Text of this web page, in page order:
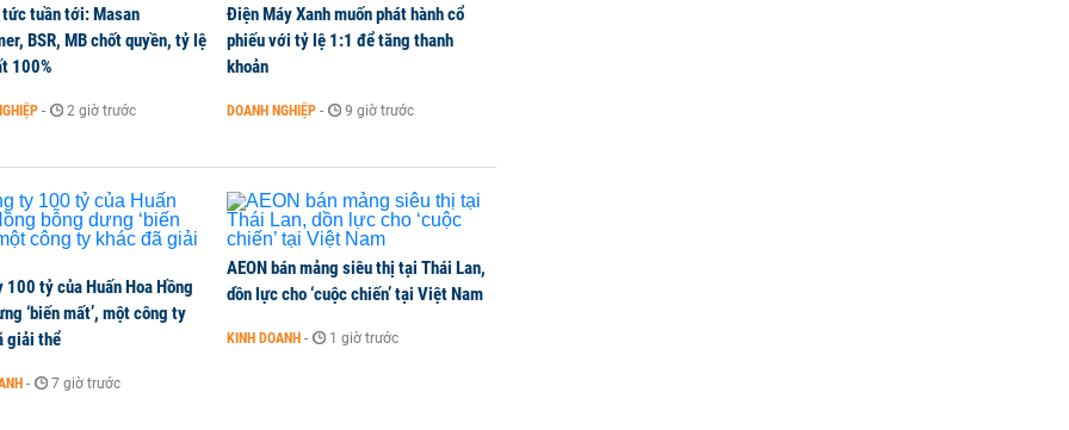
tuần tới: Masan
BSR, MB chốt quyền, tỷ lệ
100%
- 2 giờ trước
Điện Máy Xanh muốn phát hành cổ
phiếu với tỷ lệ 1:1 để tăng thanh
khoản
DOANH NGHIỆP - 9 giờ trước
100 tỷ của Huấn Hoa Hồng
‘biến mất’, một công ty
giải thể
- 7 giờ trước
AEON bán mảng siêu thị tại Thái Lan,
dồn lực cho ‘cuộc chiến’ tại Việt Nam
KINH DOANH - 1 giờ trước